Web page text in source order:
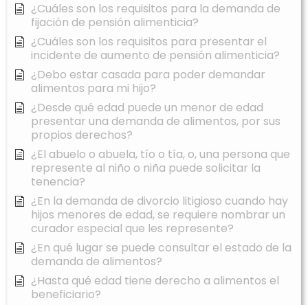
¿Cuáles son los requisitos para la demanda de
fijación de pensión alimenticia?
¿Cuáles son los requisitos para presentar el
incidente de aumento de pensión alimenticia?
¿Debo estar casada para poder demandar
alimentos para mi hijo?
¿Desde qué edad puede un menor de edad
presentar una demanda de alimentos, por sus
propios derechos?
¿El abuelo o abuela, tío o tía, o, una persona que
represente al niño o niña puede solicitar la
tenencia?
¿En la demanda de divorcio litigioso cuando hay
hijos menores de edad, se requiere nombrar un
curador especial que les represente?
¿En qué lugar se puede consultar el estado de la
demanda de alimentos?
¿Hasta qué edad tiene derecho a alimentos el
beneficiario?